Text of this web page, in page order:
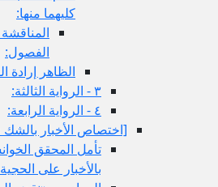
كليهما منها:
الفصول:
الظاهر إرادة
٣ - الرواية الثالثة:
٤ - الرواية الرابعة:
[اختصاص الأخبار بالشك
تأمل المحقق
بالأخبار على